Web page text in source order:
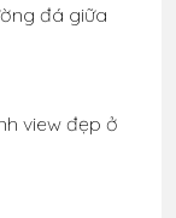
đá giữa
view đẹp ở